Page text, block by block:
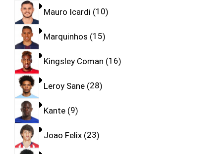
Mauro Icardi 10
Marquinhos 15
Kingsley Coman 16
Leroy Sane 28
Kante 9
Joao Felix 23